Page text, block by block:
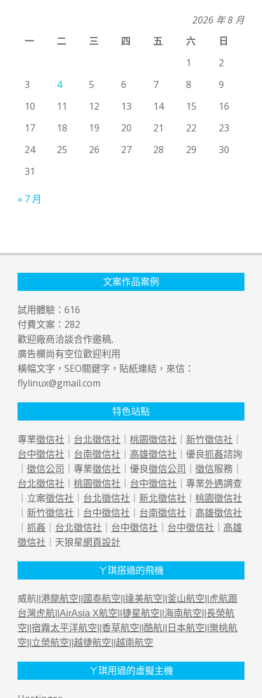
2026 年 8 月
一
二 三 四 五 六
日
1
2
3
4 5 6 7 8
9
10
11 12 13 14 15
16
17
18 19 20 21 22
23
24
25 26 27 28 29
30
31
« 7 月
文案作品案例
試用體驗： 616
付費文案： 282
歡迎廠商洽談合作邀稿,
廣告欄尚有空位歡迎利用
橫幅文字，SEO關鍵字，貼紙連結，來信：
flylinux@gmail.com
特色站點
專業徵信社 ｜ 台北徵信社 ｜ 桃園徵信社 ｜ 新竹徵信社 ｜
台中徵信社 ｜ 台南徵信社 ｜ 高雄徵信社 ｜優良抓姦諮詢
｜ 徵信公司 ｜專業徵信社 ｜優良徵信公司 ｜ 徵信服務｜
台北徵信社 ｜ 桃園徵信社 ｜ 台中徵信社 ｜專業外遇調查
｜立案徵信社 ｜ 台北徵信社 ｜ 新北徵信社 ｜ 桃園徵信社
｜ 新竹徵信社 ｜ 台中徵信社 ｜ 台南徵信社 ｜ 高雄徵信社
｜ 抓姦 ｜ 台北徵信社 ｜ 台中徵信社 ｜ 台中徵信社 ｜ 高雄
徵信社 ｜天狼星網頁設計
ㄚ琪搭過的飛機
威航|| 港龍航空 國泰航空 達美航空 釜山航空
虎航跟
台灣虎航 AirAsia X航空 捷星航空 海南航空 長榮航
空 宿霧太平洋航空 香草航空 酷航 日本航空 樂桃航
空 立榮航空 越捷航空 越南航空
ㄚ琪用過的虛擬主機